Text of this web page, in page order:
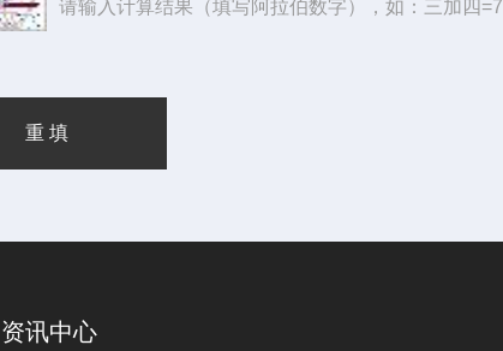
请输入计算结果（填写阿拉伯数字），如：三加四=7
资讯中心